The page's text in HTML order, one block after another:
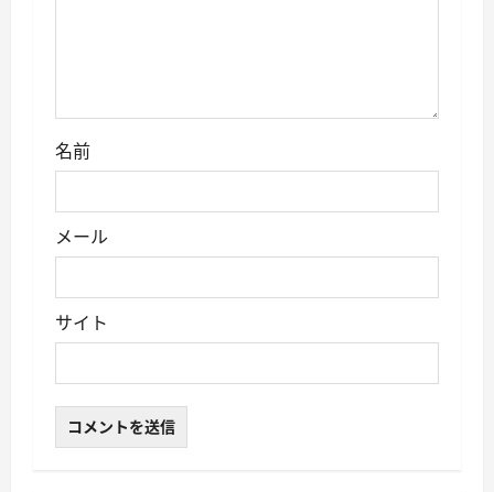
名前
メール
サイト